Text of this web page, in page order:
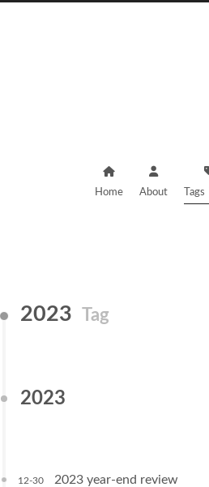
Home About Tags
2023 Tag
2023
12-30 2023 year-end review